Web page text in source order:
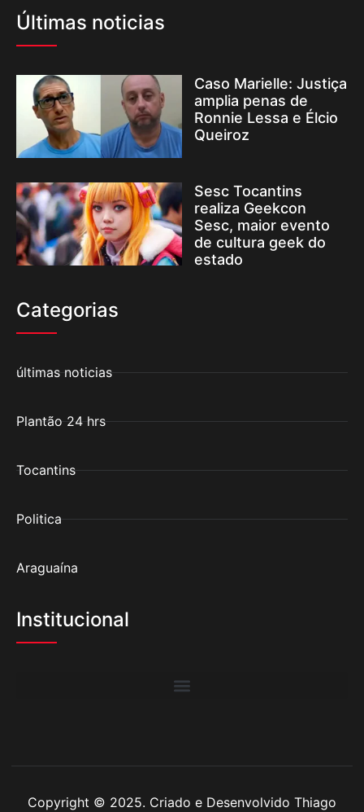
Últimas noticias
Caso Marielle: Justiça
amplia penas de
Ronnie Lessa e Élcio
Queiroz
Sesc Tocantins
realiza Geekcon
Sesc, maior evento
de cultura geek do
estado
Categorias
últimas noticias
Plantão 24 hrs
Tocantins
Politica
Araguaína
Institucional
Copyright © 2025. Criado e Desenvolvido Thiago